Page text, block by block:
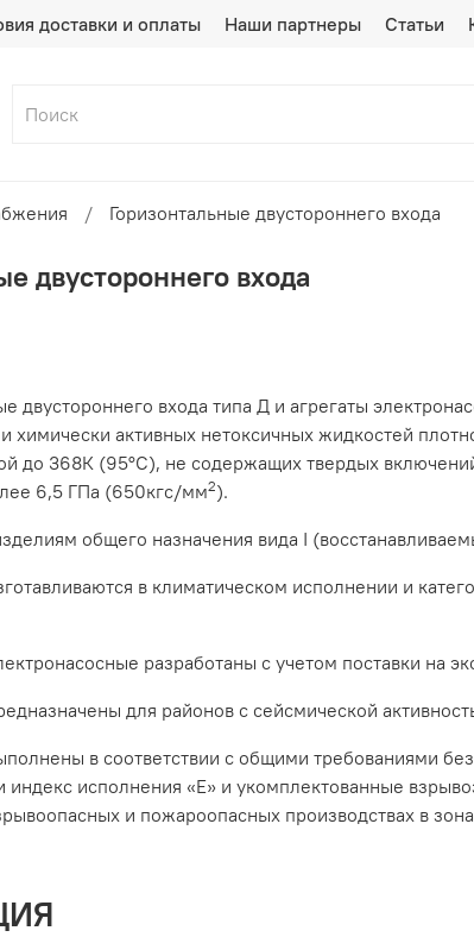
доставки и оплаты Наши партнеры Статьи
Горизонтальные двустороннего входа
двустороннего входа
двустороннего входа типа Д и агрегаты
химически активных нетоксичных жидкостей
до 368К (95°С), не содержащих твердых
6,5 ГПа (650кгс/мм2).
общего назначения вида I
в климатическом исполнении и
разработаны с учетом поставки на
для районов с сейсмической
в соответствии с общими требованиями
исполнения «Е» и укомплектованные
и пожароопасных производствах в